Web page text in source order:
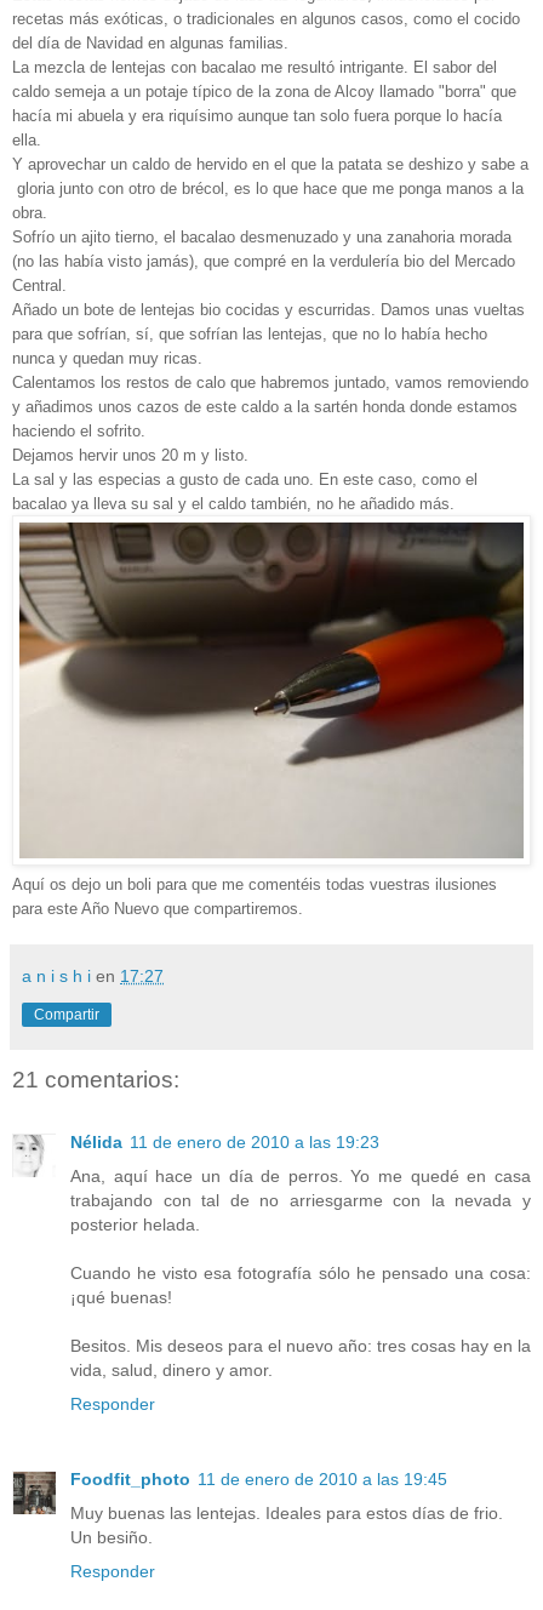
recetas más exóticas, o tradicionales en algunos casos, como el cocido
del día de Navidad en algunas familias.
La mezcla de lentejas con bacalao me resultó intrigante. El sabor del
caldo semeja a un potaje típico de la zona de Alcoy llamado "borra" que
hacía mi abuela y era riquísimo aunque tan solo fuera porque lo hacía
ella.
Y aprovechar un caldo de hervido en el que la patata se deshizo y sabe a
gloria junto con otro de brécol, es lo que hace que me ponga manos a la
obra.
Sofrío un ajito tierno, el bacalao desmenuzado y una zanahoria morada
(no las había visto jamás), que compré en la verdulería bio del Mercado
Central.
Añado un bote de lentejas bio cocidas y escurridas. Damos unas vueltas
para que sofrían, sí, que sofrían las lentejas, que no lo había hecho
nunca y quedan muy ricas.
Calentamos los restos de calo que habremos juntado, vamos removiendo
y añadimos unos cazos de este caldo a la sartén honda donde estamos
haciendo el sofrito.
Dejamos hervir unos 20 m y listo.
La sal y las especias a gusto de cada uno. En este caso, como el
bacalao ya lleva su sal y el caldo también, no he añadido más.
Aquí os dejo un boli para que me comentéis todas vuestras ilusiones
para este Año Nuevo que compartiremos.
a n i s h i en 17:27
Compartir
21 comentarios:
Nélida 11 de enero de 2010 a las 19:23
Ana, aquí hace un día de perros. Yo me quedé en casa
trabajando con tal de no arriesgarme con la nevada y
posterior helada.
Cuando he visto esa fotografía sólo he pensado una cosa:
¡qué buenas!
Besitos. Mis deseos para el nuevo año: tres cosas hay en la
vida, salud, dinero y amor.
Responder
Foodfit_photo 11 de enero de 2010 a las 19:45
Muy buenas las lentejas. Ideales para estos días de frio.
Un besiño.
Responder